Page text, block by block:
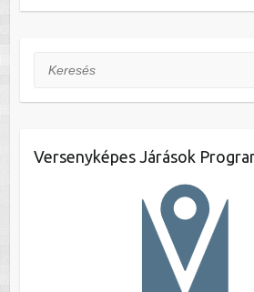
Keresés
Versenyképes Járások